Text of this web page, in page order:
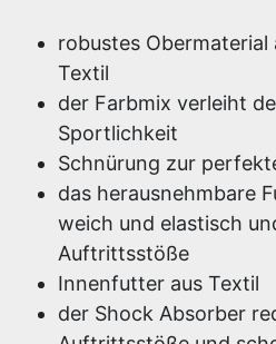
robustes Obermaterial
Textil
der Farbmix verleiht
Sportlichkeit
Schnürung zur
das herausnehmbare
weich und elastisch
Auftrittsstöße
Innenfutter aus Textil
der Shock Absorber